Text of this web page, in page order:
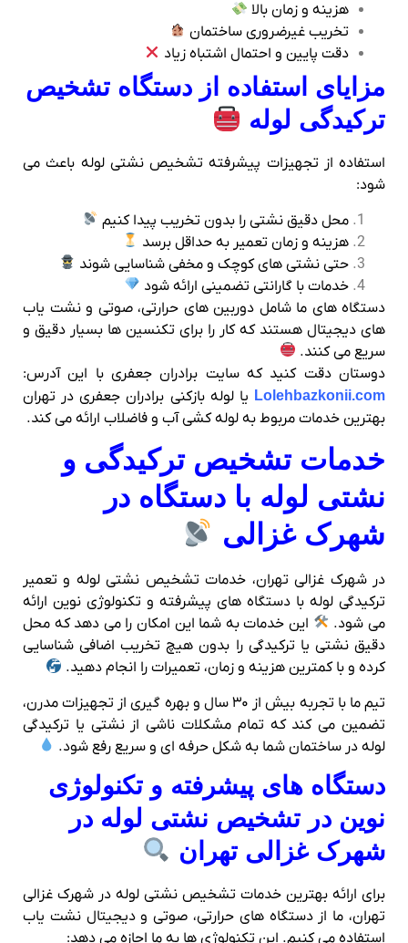
هزینه و زمان بالا
تخریب غیرضروری ساختمان
دقت پایین و احتمال اشتباه زیاد
مزایای استفاده از دستگاه تشخیص
ترکیدگی لوله
استفاده از تجهیزات پیشرفته تشخیص نشتی لوله باعث می‌
شود:
محل دقیق نشتی را بدون تخریب پیدا کنیم
هزینه و زمان تعمیر به حداقل برسد
حتی نشتی‌ های کوچک و مخفی شناسایی شوند
خدمات با گارانتی تضمینی ارائه شود
دستگاه‌ های ما شامل دوربین‌ های حرارتی، صوتی و نشت‌ یاب‌
های دیجیتال هستند که کار را برای تکنسین‌ ها بسیار دقیق و
سریع می‌ کنند.
دوستان دقت کنید که سایت برادران جعفری با این آدرس:
Lolehbazkonii.com یا لوله بازکنی برادران جعفری در تهران
بهترین خدمات مربوط به لوله کشی آب و فاضلاب ارائه می کند.
خدمات تشخیص ترکیدگی و
نشتی لوله با دستگاه در
شهرک غزالی
در شهرک غزالی تهران، خدمات تشخیص نشتی لوله و تعمیر
ترکیدگی لوله با دستگاه‌ های پیشرفته و تکنولوژی نوین ارائه
می‌ شود.
این خدمات به شما این امکان را می‌ دهد که محل
دقیق نشتی یا ترکیدگی را بدون هیچ تخریب اضافی شناسایی
کرده و با کمترین هزینه و زمان، تعمیرات را انجام دهید.
تیم ما با تجربه بیش از ۳۰ سال و بهره‌ گیری از تجهیزات مدرن،
تضمین می‌ کند که تمام مشکلات ناشی از نشتی یا ترکیدگی
لوله در ساختمان شما به شکل حرفه‌ ای و سریع رفع شود.
دستگاه‌ های پیشرفته و تکنولوژی
نوین در تشخیص نشتی لوله در
شهرک غزالی تهران
برای ارائه بهترین خدمات تشخیص نشتی لوله در شهرک غزالی
تهران، ما از دستگاه‌ های حرارتی، صوتی و دیجیتال نشت‌ یاب
استفاده می‌ کنیم. این تکنولوژی‌ ها به ما اجازه می‌ دهد: